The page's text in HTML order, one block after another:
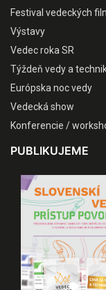
Festival vedeckých
Výstavy
Vedec roka SR
Týždeň vedy a
Európska noc vedy
Vedecká show
Konferencie /
PUBLIKUJEME